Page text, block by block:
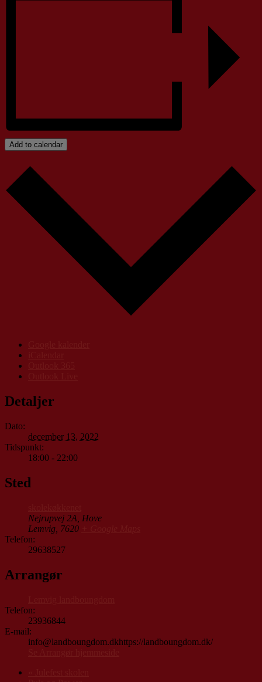
Add to calendar
Detaljer
Dato:
december 13, 2022
Tidspunkt:
18:00 - 22:00
Sted
Nejrupvej 2A, Hove
Lemvig 7620
Telefon:
29638527
Arrangør
Telefon:
23936844
E-mail:
info@landboungdom.dkhttps://landboungdom.dk/